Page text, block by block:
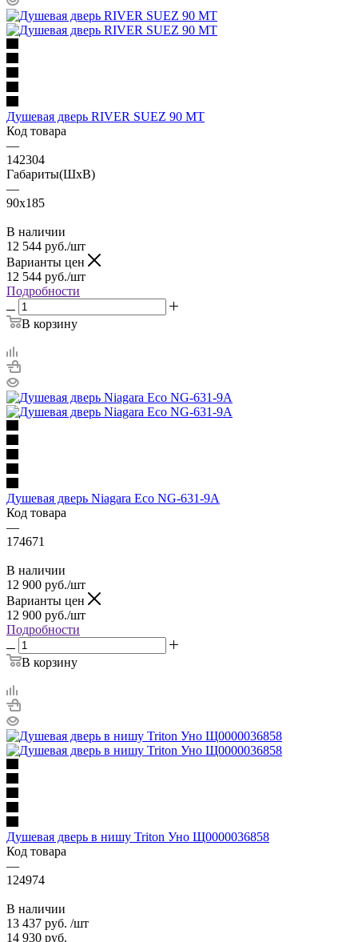
Душевая дверь RIVER SUEZ 90 МТ
Код товара
—
142304
Габариты(ШхВ)
—
90x185
В наличии
12 544 руб./шт
Варианты цен
12 544 руб./шт
Подробности
В корзину
Душевая дверь Niagara Eco NG-631-9A
Код товара
—
174671
В наличии
12 900 руб./шт
Варианты цен
12 900 руб./шт
Подробности
В корзину
Душевая дверь в нишу Triton Уно Щ0000036858
Код товара
—
124974
В наличии
13 437 руб. /шт
14 930 руб.